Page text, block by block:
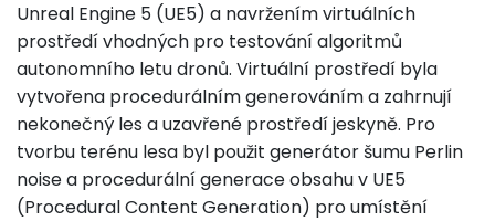
Unreal Engine 5 (UE5) a navržením virtuálních
prostředí vhodných pro testování algoritmů
autonomního letu dronů. Virtuální prostředí byla
vytvořena procedurálním generováním a zahrnují
nekonečný les a uzavřené prostředí jeskyně. Pro
tvorbu terénu lesa byl použit generátor šumu Perlin
noise a procedurální generace obsahu v UE5
(Procedural Content Generation) pro umístění